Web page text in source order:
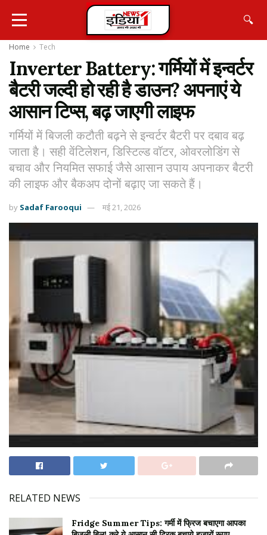
🔍
Home Tech
Inverter Battery: गर्मियों में इन्वर्टर
बैटरी जल्दी हो रही है डाउन? अपनाएं ये
आसान टिप्स, बढ़ जाएगी लाइफ
गर्मियों में बिजली कटौती बढ़ने से इन्वर्टर बैटरी पर दबाव बढ़
जाता है। सही वेंटिलेशन, डिस्टिल्ड वॉटर, ओवरलोडिंग से
बचाव और नियमित सफाई जैसे आसान उपाय अपनाकर बैटरी
की लाइफ और बैकअप दोनों बढ़ाए जा सकते हैं।
by Sadaf Farooqui मई 21, 2026
RELATED NEWS
Fridge Summer Tips: गर्मी में फ्रिज बचाएगा आपका